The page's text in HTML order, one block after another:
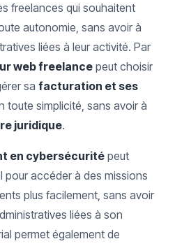
freelances qui souhaitent
autonomie, sans avoir à
liées à leur activité. Par
web freelance peut choisir
sa facturation et ses
toute simplicité, sans avoir à
juridique.
en cybersécurité peut
pour accéder à des missions
plus facilement, sans avoir
liées à son
permet également de